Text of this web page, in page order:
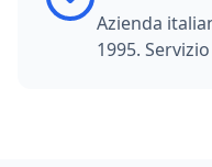
Azienda
1995.